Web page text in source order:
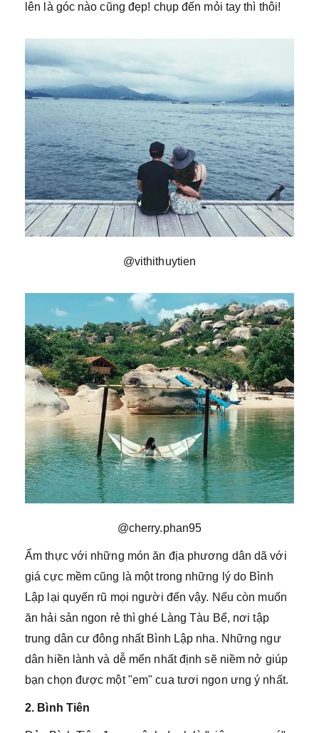
lên là góc nào cũng đẹp! chụp đến mỏi tay thì thôi!
@vithithuytien
@cherry.phan95
Ẩm thực với những món ăn địa phương dân dã với
giá cực mềm cũng là một trong những lý do Bình
Lập lại quyến rũ mọi người đến vậy. Nếu còn muốn
ăn hải sản ngon rẻ thì ghé Làng Tàu Bể, nơi tập
trung dân cư đông nhất Bình Lập nha. Những ngư
dân hiền lành và dễ mến nhất định sẽ niềm nở giúp
bạn chọn được một "em" cua tươi ngon ưng ý nhất.
2. Bình Tiên